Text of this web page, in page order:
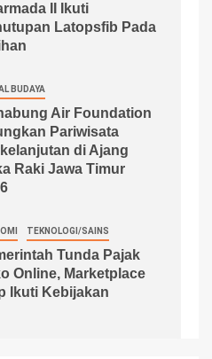
II Ikuti
Latopsfib Pada
BUDAYA
Air Foundation
Pariwisata
di Ajang
Raki Jawa Timur
TEKNOLOGI/SAINS
Tunda Pajak
Online, Marketplace
Ikuti Kebijakan